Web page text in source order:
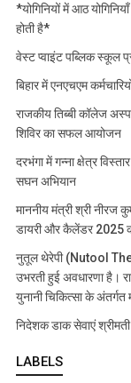
*योगिनियों में आठ
होती है*
वेस्ट प्वाइंट पब्लिक स्कूल
बिहार में एनएचएम
राजकीय तिब्बी कॉलेज
शिविर का सफल आयोजन
दरभंगा में गन्ना क्षेत्र
सघन अभियान
माननीय मंत्री श्री नीरज
डायरी और कैलेंडर 2025
नुतूल थेरेपी (Nutool
उभरती हुई अवधारणा है।
युनानी चिकित्सा के अंतर्गत
निदेशक डाक सेवाएं
LABELS